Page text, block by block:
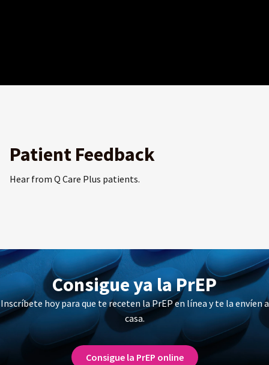
Patient Feedback
Hear from Q Care Plus patients.
Consigue ya la PrEP
Inscríbete hoy para que te receten la PrEP en línea y te la envíen a
casa.
Consigue la PrEP online